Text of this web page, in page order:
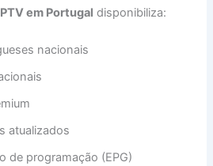
em Portugal disponibiliza:
nacionais
atualizados
de programação (EPG)